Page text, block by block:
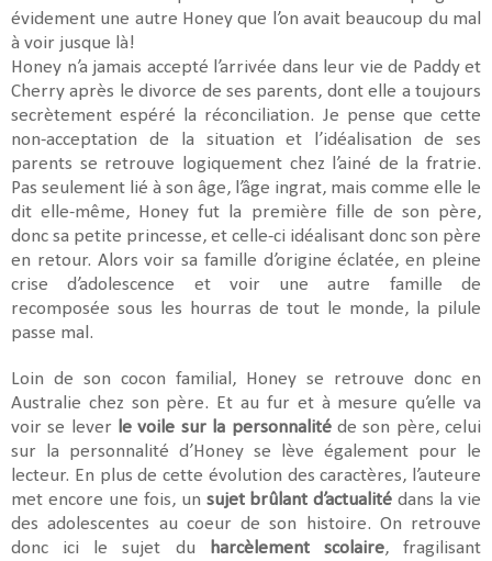
évidement une autre Honey que l’on avait beaucoup du mal
à voir jusque là!
Honey n’a jamais accepté l’arrivée dans leur vie de Paddy et
Cherry après le divorce de ses parents, dont elle a toujours
secrètement espéré la réconciliation. Je pense que cette
non-acceptation de la situation et l’idéalisation de ses
parents se retrouve logiquement chez l’ainé de la fratrie.
Pas seulement lié à son âge, l’âge ingrat, mais comme elle le
dit elle-même, Honey fut la première fille de son père,
donc sa petite princesse, et celle-ci idéalisant donc son père
en retour. Alors voir sa famille d’origine éclatée, en pleine
crise d’adolescence et voir une autre famille de
recomposée sous les hourras de tout le monde, la pilule
passe mal.
Loin de son cocon familial, Honey se retrouve donc en
Australie chez son père. Et au fur et à mesure qu’elle va
voir se lever le voile sur la personnalitéde son père, celui
sur la personnalité d’Honey se lève également pour le
lecteur. En plus de cette évolution des caractères, l’auteure
met encore une fois, un sujet brûlant d’actualitédans la vie
des adolescentes au coeur de son histoire. On retrouve
donc ici le sujet du
harcèlement scolaire, fragilisant